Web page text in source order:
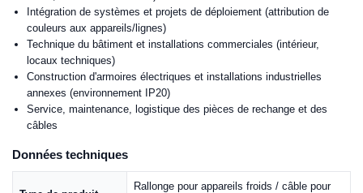
Intégration de systèmes et projets de déploiement (attribution de
couleurs aux appareils/lignes)
Technique du bâtiment et installations commerciales (intérieur,
locaux techniques)
Construction d'armoires électriques et installations industrielles
annexes (environnement IP20)
Service, maintenance, logistique des pièces de rechange et des
câbles
Données techniques
Rallonge pour appareils froids / câble pour